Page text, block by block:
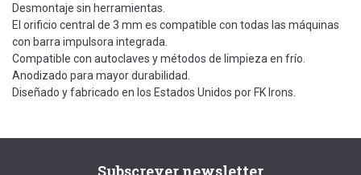
Desmontaje sin herramientas.
El orificio central de 3 mm es compatible con todas las máquinas
con barra impulsora integrada.
Compatible con autoclaves y métodos de limpieza en frío.
Anodizado para mayor durabilidad.
Diseñado y fabricado en los Estados Unidos por FK Irons.
Subscrever newsletter